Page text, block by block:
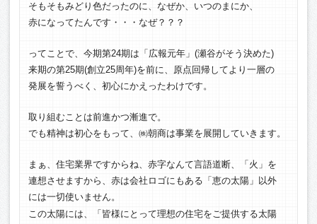
そもそもみどり色だったのに、なぜか、いつのまにか、
赤になってたんです・・・なぜ？？？
ってことで、今期第24期は「広報元年」(瀬谷がそう決めた)
来期の第25期(創立25周年)を前に、原点回帰してより一層の
発展を誓うべく、初心にかえったわけです。
取り組むことは前進かつ漸進で。
でも精神は初心をもって、㈱朝商は事業を展開していきます。
まぁ、住宅業界ですからね、赤字なんて言語道断、「火」を
連想させますから、赤は会社ロゴにもある「恵の太陽」以外
には一切使いません。
この太陽には、「皆様にとって理想の住宅をご提供する太陽